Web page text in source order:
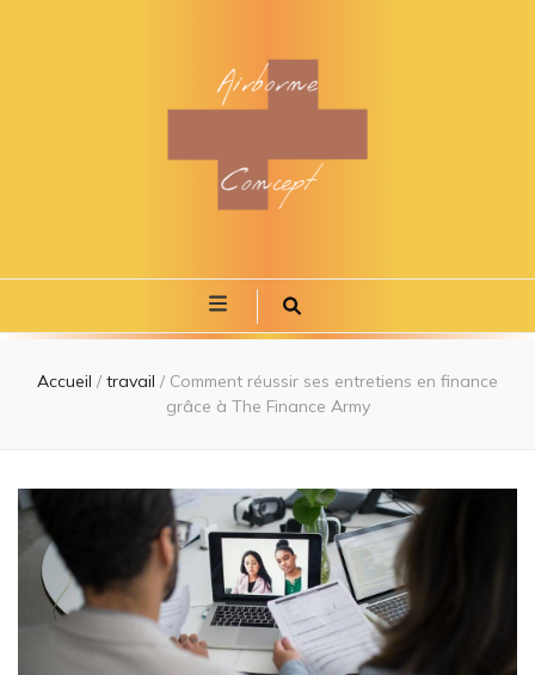
Airborne
concept
Accueil / travail / Comment réussir ses entretiens en finance
grâce à The Finance Army